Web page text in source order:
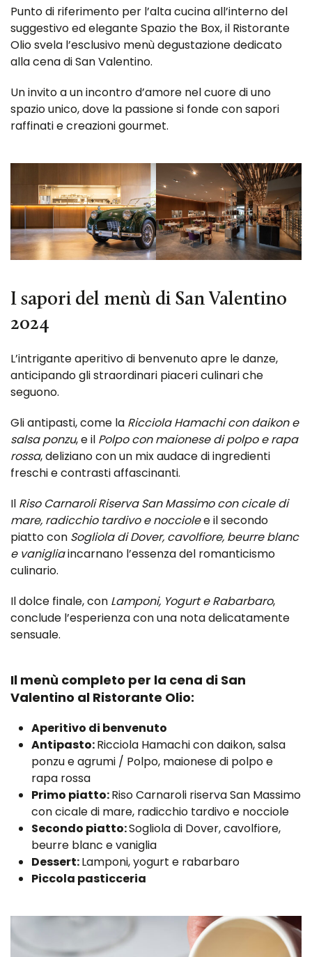
Punto di riferimento per l’alta cucina all’interno del
suggestivo ed elegante Spazio the Box, il Ristorante
Olio svela l’esclusivo menù degustazione dedicato
alla cena di San Valentino.
Un invito a un incontro d’amore nel cuore di uno
spazio unico, dove la passione si fonde con sapori
raffinati e creazioni gourmet.
I sapori del menù di San Valentino
2024
L’intrigante aperitivo di benvenuto apre le danze,
anticipando gli straordinari piaceri culinari che
seguono.
Gli antipasti, come la Ricciola Hamachi con daikon e
salsa ponzu, e il Polpo con maionese di polpo e rapa
rossa, deliziano con un mix audace di ingredienti
freschi e contrasti affascinanti.
Il Riso Carnaroli Riserva San Massimo con cicale di
mare, radicchio tardivo e nocciolee il secondo
piatto con Sogliola di Dover, cavolfiore, beurre blanc
e vanigliaincarnano l’essenza del romanticismo
culinario.
Il dolce finale, con Lamponi, Yogurt e Rabarbaro,
conclude l’esperienza con una nota delicatamente
sensuale.
Il menù completo per la cena di San
Valentino al Ristorante Olio:
Aperitivo di benvenuto
Antipasto:Ricciola Hamachi con daikon, salsa
ponzu e agrumi / Polpo, maionese di polpo e
rapa rossa
Primo piatto:Riso Carnaroli riserva San Massimo
con cicale di mare, radicchio tardivo e nocciole
Secondo piatto:Sogliola di Dover, cavolfiore,
beurre blanc e vaniglia
Dessert:Lamponi, yogurt e rabarbaro
Piccola pasticceria